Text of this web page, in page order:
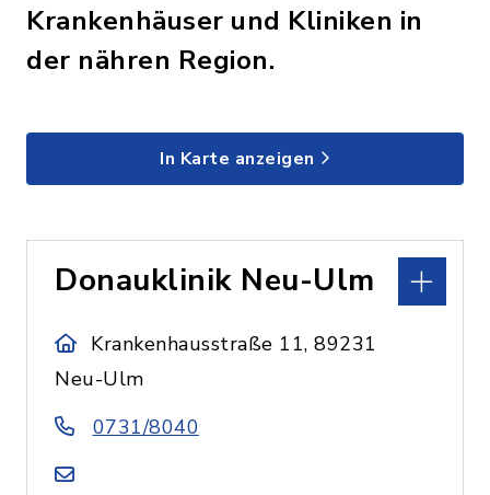
Krankenhäuser und Kliniken in
der nähren Region.
In Karte anzeigen
Donauklinik Neu-Ulm
Krankenhausstraße 11, 89231
Neu-Ulm
0731/8040